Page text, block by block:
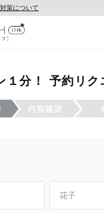
策について
１分！ 予約リク